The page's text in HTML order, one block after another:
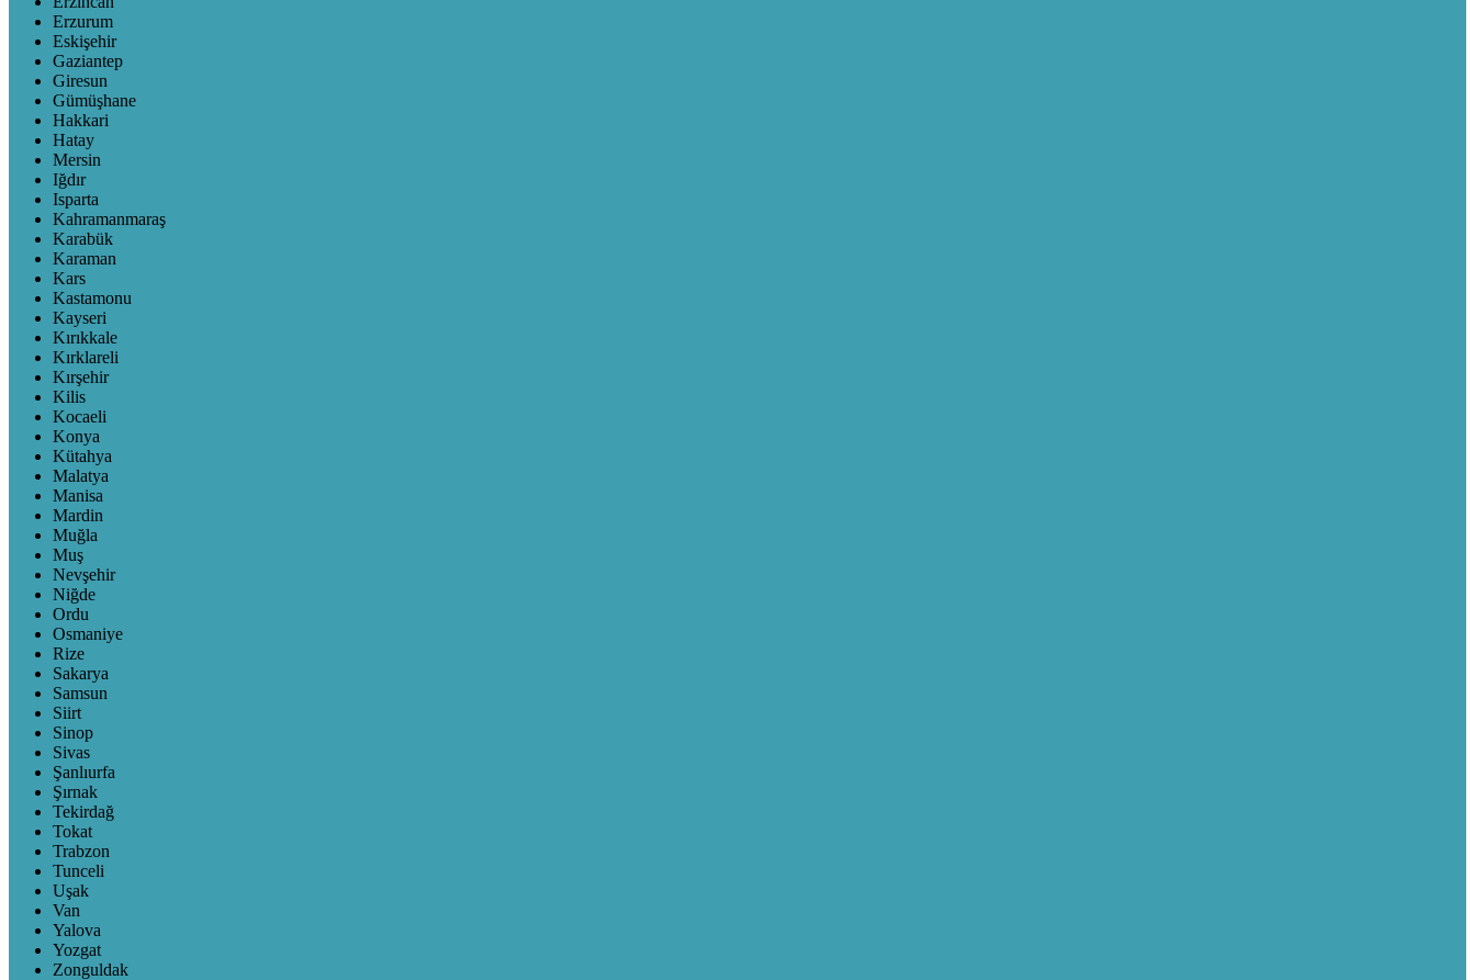
Erzurum
Eskişehir
Gaziantep
Giresun
Gümüşhane
Hakkari
Hatay
Mersin
Iğdır
Isparta
Kahramanmaraş
Karabük
Karaman
Kars
Kastamonu
Kayseri
Kırıkkale
Kırklareli
Kırşehir
Kilis
Kocaeli
Konya
Kütahya
Malatya
Manisa
Mardin
Muğla
Muş
Nevşehir
Niğde
Ordu
Osmaniye
Rize
Sakarya
Samsun
Siirt
Sinop
Sivas
Şanlıurfa
Şırnak
Tekirdağ
Tokat
Trabzon
Tunceli
Uşak
Van
Yalova
Yozgat
Zonguldak